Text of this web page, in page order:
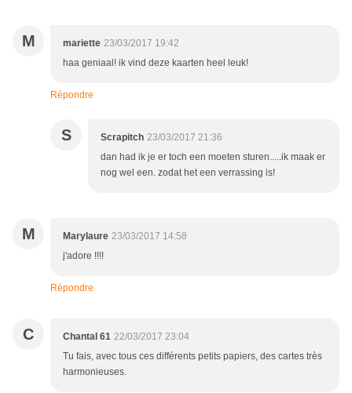
M mariette 23/03/2017 19:42
haa geniaal! ik vind deze kaarten heel leuk!
Répondre
S Scrapitch 23/03/2017 21:36
dan had ik je er toch een moeten sturen.....ik maak er
nog wel een. zodat het een verrassing is!
M Marylaure 23/03/2017 14:58
j'adore !!!!
Répondre
C Chantal 61 22/03/2017 23:04
Tu fais, avec tous ces différents petits papiers, des cartes très
harmonieuses.